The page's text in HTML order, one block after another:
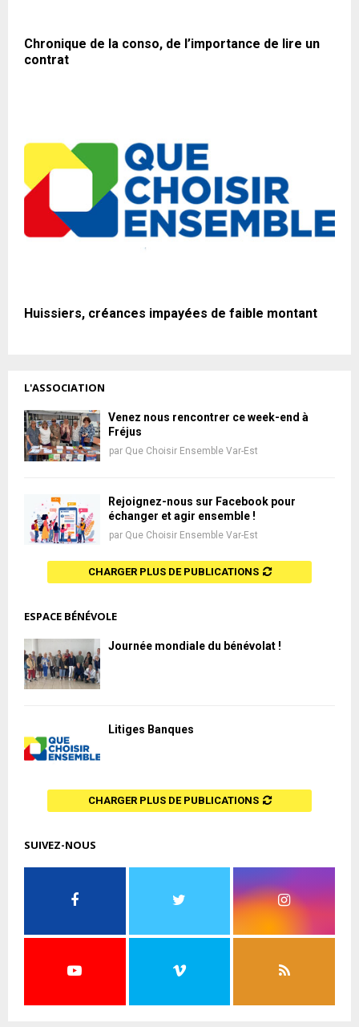
Chronique de la conso, de l’importance de lire un
contrat
Huissiers, créances impayées de faible montant
L'ASSOCIATION
Venez nous rencontrer ce week-end à
Fréjus
par Que Choisir Ensemble Var-Est
Rejoignez-nous sur Facebook pour
échanger et agir ensemble !
par Que Choisir Ensemble Var-Est
CHARGER PLUS DE PUBLICATIONS
ESPACE BÉNÉVOLE
Journée mondiale du bénévolat !
Litiges Banques
CHARGER PLUS DE PUBLICATIONS
SUIVEZ-NOUS